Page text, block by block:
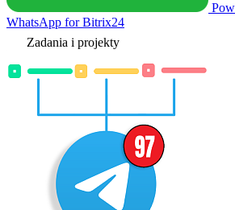
WhatsApp for Bitrix24
Zadania i projekty